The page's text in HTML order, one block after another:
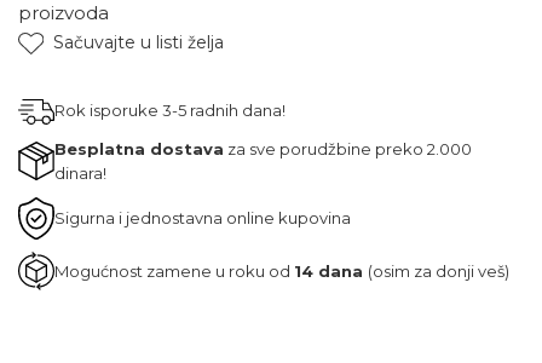
proizvoda
Sačuvajte u listi želja
Rok isporuke 3-5 radnih dana!
Besplatna dostava za sve porudžbine preko 2.000
dinara!
Sigurna i jednostavna online kupovina
Mogućnost zamene u roku od 14 dana (osim za donji veš)